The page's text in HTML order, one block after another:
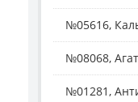
№05616,
№08068, Агат
№01281,